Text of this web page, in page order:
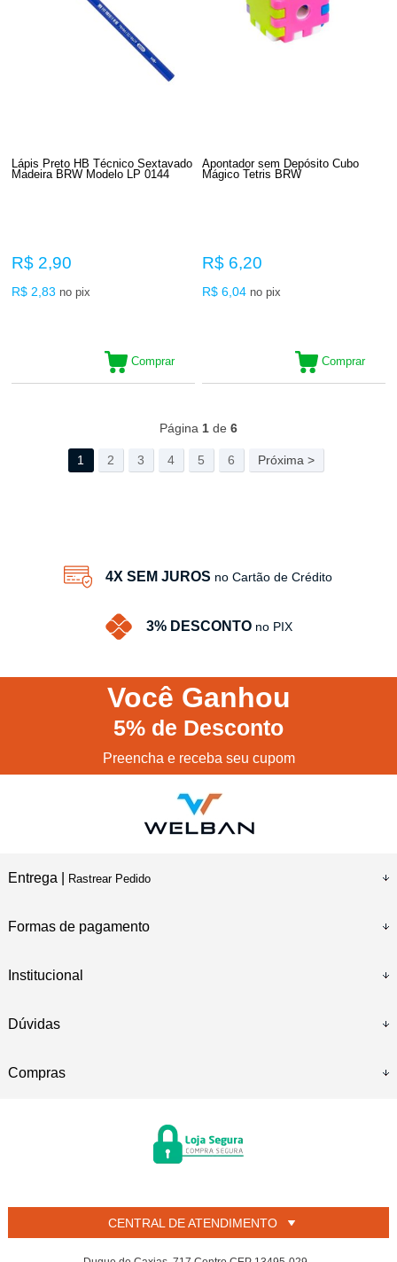
Lápis Preto HB Técnico Sextavado
Madeira BRW Modelo LP 0144
R$ 2,90
R$ 2,83 no pix
Comprar
Apontador sem Depósito Cubo
Mágico Tetris BRW
R$ 6,20
R$ 6,04 no pix
Comprar
Página 1de 6
1 2 3 4 5 6 Próxima >
4X SEM JUROS no Cartão de Crédito
3% DESCONTO no PIX
Você Ganhou
5% de Desconto
Preencha e receba seu cupom
Entrega | Rastrear Pedido
Formas de pagamento
Institucional
Dúvidas
Compras
CENTRAL DE ATENDIMENTO